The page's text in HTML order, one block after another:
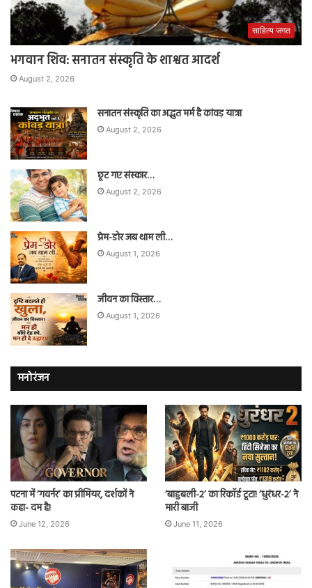
साहित्य जगत
भगवान शिव: सनातन संस्कृति के शाश्वत आदर्श
August 2, 2026
सनातन संस्कृति का अद्भुत मर्म है कांवड़ यात्रा
August 2, 2026
छूट गए संस्कार…
August 2, 2026
प्रेम-डोर जब थाम ली…
August 1, 2026
जीवन का विस्तार…
August 1, 2026
मनोरंजन
पटना में ‘गवर्नर’ का प्रीमियर, दर्शकों ने
कहा- दम है!
June 12, 2026
‘बाहुबली-2’ का रिकॉर्ड टूटा! ‘धुरंधर-2’ ने
मारी बाजी
June 11, 2026